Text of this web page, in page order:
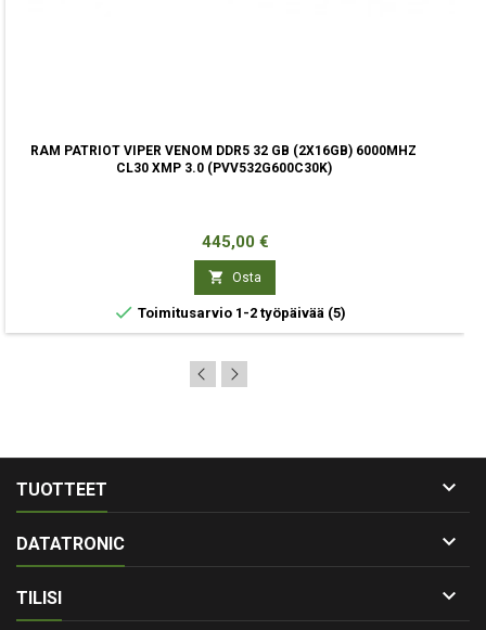
RAM PATRIOT VIPER VENOM DDR5 32 GB (2X16GB) 6000MHZ
CL30 XMP 3.0 (PVV532G600C30K)
Hinta
445,00 €
 Osta
 Toimitusarvio 1-2 työpäivää (5)
TUOTTEET 
DATATRONIC 
TILISI 